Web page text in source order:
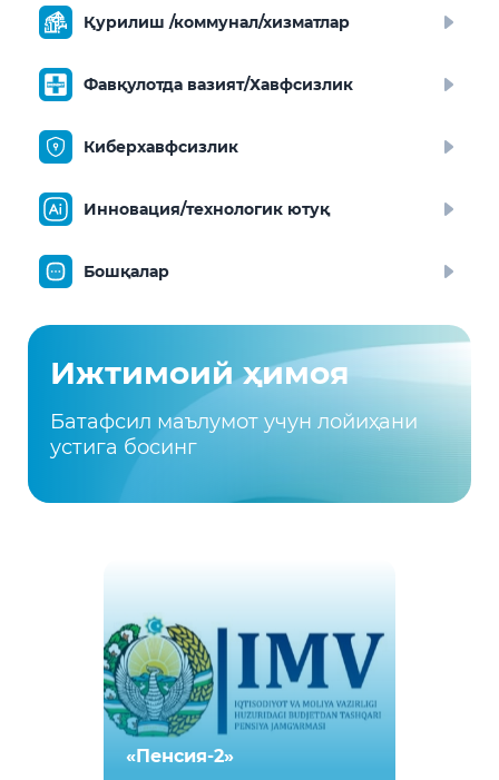
Қурилиш /коммунал/хизматлар
Фавқулотда вазият/Хавфсизлик
Киберхавфсизлик
Инновация/технологик ютуқ
Бошқалар
Ижтимоий ҳимоя
Батафсил маълумот учун лойиҳани
устига босинг
«Пенсия-2»